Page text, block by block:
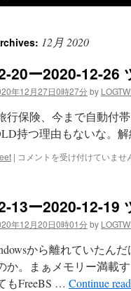
12月 2020
20ー2020-12-26
年12月27日0時27分by
行保険、今まで自動付
持つ理由もないな。解
| 2020-
2020-
12-
26
イ
ー
ト
コメントを受け付けていませ
13ー2020-12-19
年12月20日0時01分by
から離れていたん
か。まぁメモリー満載
もFreeBS … Continue